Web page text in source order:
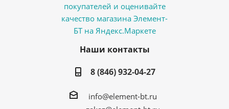
Наши контакты
8 (846) 932-04-27
info@element-bt.ru